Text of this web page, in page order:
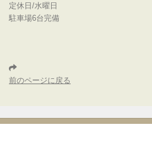
定休日/水曜日
駐車場6台完備
前のページに戻る